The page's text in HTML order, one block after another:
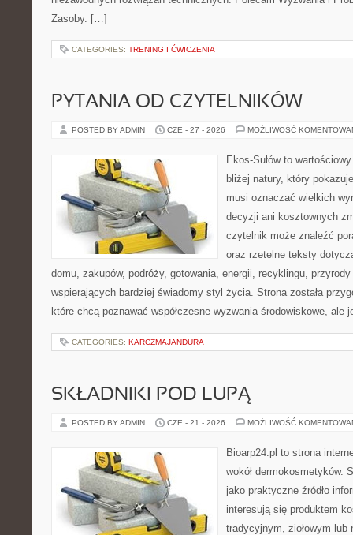
Zasoby. […]
CATEGORIES: TRENING I ĆWICZENIA
PYTANIA OD CZYTELNIKÓW
POSTED BY ADMIN CZE - 27 - 2026 MOŻLIWOŚĆ
Ekos-Sułów to
bliżej natury, który
musi oznaczać wielkich
decyzji ani kosztownych
czytelnik może znaleźć
oraz rzetelne teksty
domu, zakupów, podróży, gotowania, energii, recyklingu,
wspierających bardziej świadomy styl życia. Strona została
które chcą poznawać współczesne wyzwania środowiskowe,
CATEGORIES: KARCZMAJANDURA
SKŁADNIKI POD LUPĄ
POSTED BY ADMIN CZE - 21 - 2026 MOŻLIWOŚĆ
Bioarp24.pl to strona
wokół dermokosmetyków.
jako praktyczne źródło
interesują się produktem
tradycyjnym, ziołowym lub